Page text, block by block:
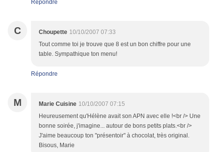
Répondre
C Choupette 10/10/2007 07:33
Tout comme toi je trouve que 8 est un bon chiffre pour une
table. Sympathique ton menu!
Répondre
M Marie Cuisine 10/10/2007 07:15
Heureusement qu'Hélène avait son APN avec elle !<br /> Une
bonne soirée, j'imagine... autour de bons petits plats.<br />
J'aime beaucoup ton "présentoir" à chocolat, très original.
Bisous, Marie